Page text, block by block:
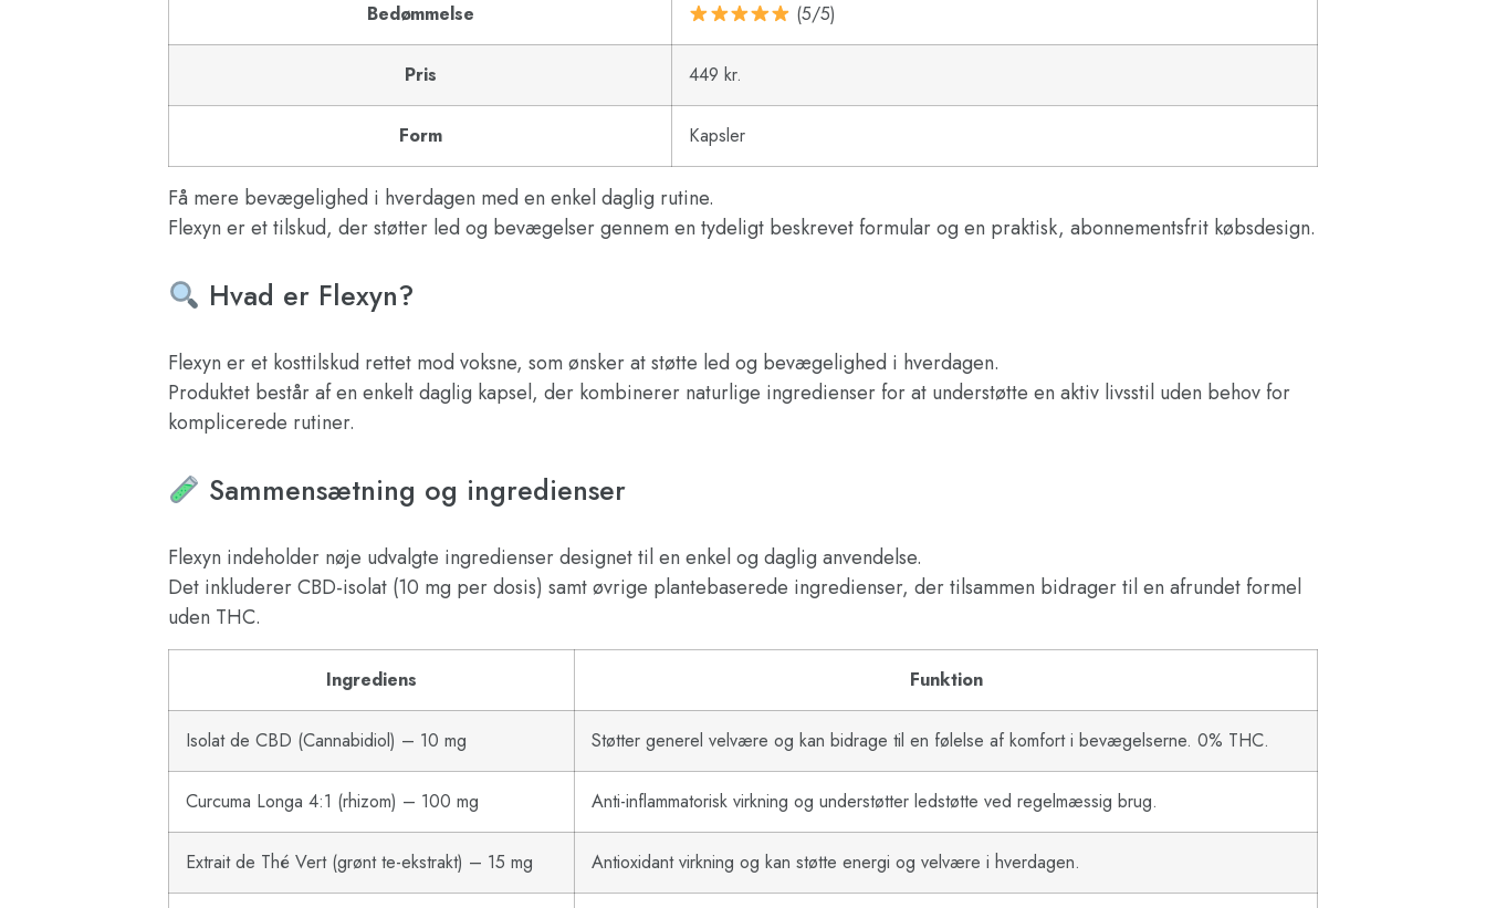
Bedømmelse (5/5)
Pris 449 kr.
Form Kapsler
Få mere bevægelighed i hverdagen med en enkel daglig rutine.
Flexyn er et tilskud, der støtter led og bevægelser gennem en tydeligt beskrevet formular og en praktisk, abonnementsfrit købsdesign.
Hvad er Flexyn?
Flexyn er et kosttilskud rettet mod voksne, som ønsker at støtte led og bevægelighed i hverdagen.
Produktet består af en enkelt daglig kapsel, der kombinerer naturlige ingredienser for at understøtte en aktiv livsstil uden behov for
komplicerede rutiner.
Sammensætning og ingredienser
Flexyn indeholder nøje udvalgte ingredienser designet til en enkel og daglig anvendelse.
Det inkluderer CBD-isolat (10 mg per dosis) samt øvrige plantebaserede ingredienser, der tilsammen bidrager til en afrundet formel
uden THC.
Ingrediens Funktion
Isolat de CBD (Cannabidiol) – 10 mg Støtter generel velvære og kan bidrage til en følelse af komfort i bevægelserne. 0% THC.
Curcuma Longa 4:1 (rhizom) – 100 mg Anti-inflammatorisk virkning og understøtter ledstøtte ved regelmæssig brug.
Extrait de Thé Vert (grønt te-ekstrakt) – 15 mg Antioxidant virkning og kan støtte energi og velvære i hverdagen.